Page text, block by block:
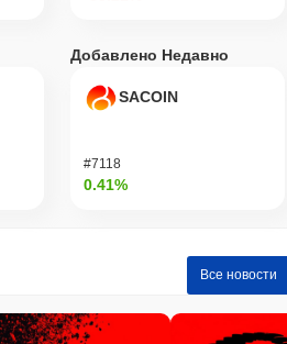
Добавлено Недавно
SACOIN
#7118
0.41%
Все новости